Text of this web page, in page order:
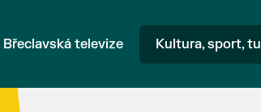
Břeclavská televize Kultura, sport,